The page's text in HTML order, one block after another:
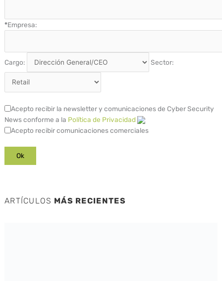
*Empresa:
Cargo: Sector:
Acepto recibir la newsletter y comunicaciones de Cyber Security
News conforme a la Política de Privacidad
Acepto recibir comunicaciones comerciales
ARTÍCULOS MÁS RECIENTES